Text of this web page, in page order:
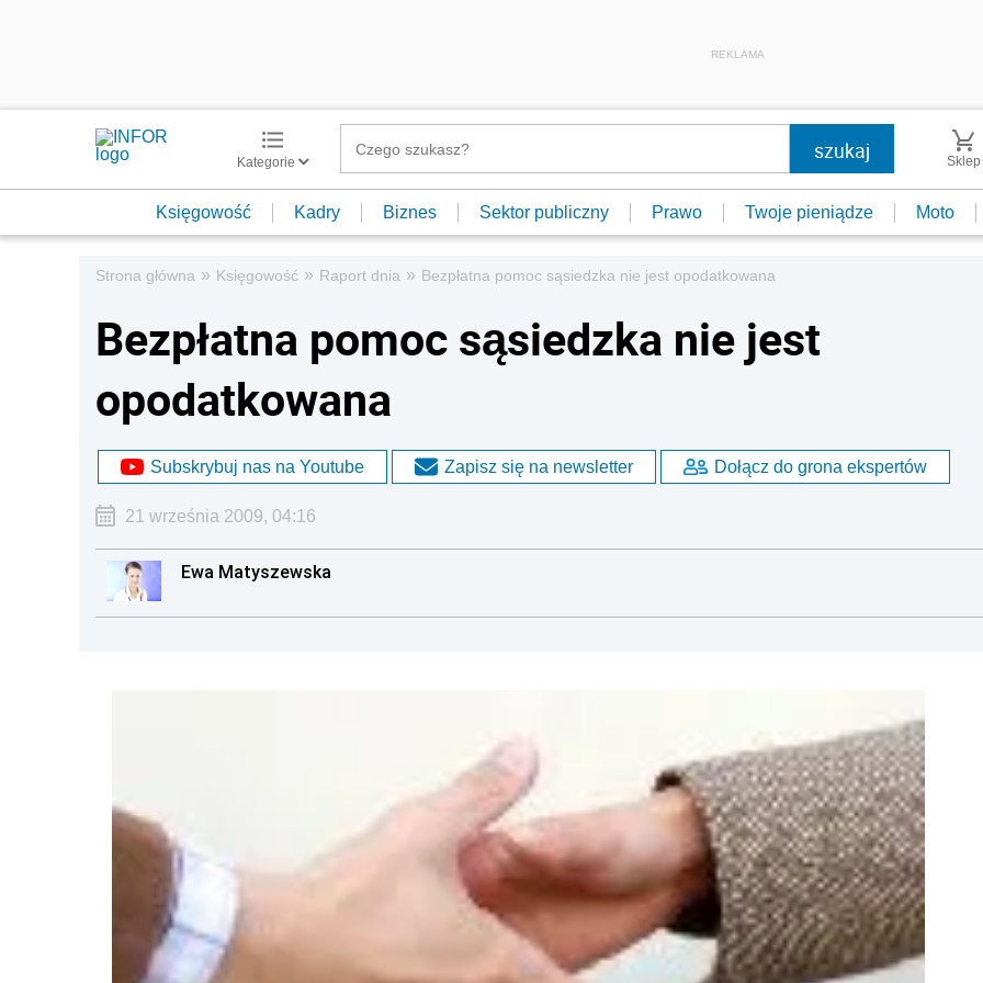
REKLAMA
Kategorie Sklep
Księgowość Kadry Biznes Sektor publiczny Prawo Twoje pieniądze Moto
Strona główna » Księgowość » Raport dnia » Bezpłatna pomoc sąsiedzka nie jest opodatkowana
Bezpłatna pomoc sąsiedzka nie jest
opodatkowana
Subskrybuj nas na Youtube Zapisz się na newsletter Dołącz do grona ekspertów
21 września 2009, 04:16
Ewa Matyszewska